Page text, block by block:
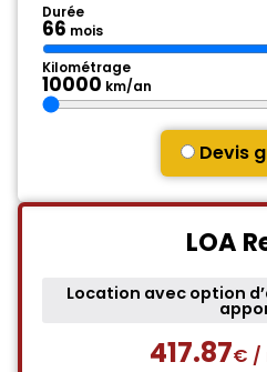
Durée
66 mois
Kilométrage
10000 km/an
Devis
LOA
Location avec option
417.87€ /